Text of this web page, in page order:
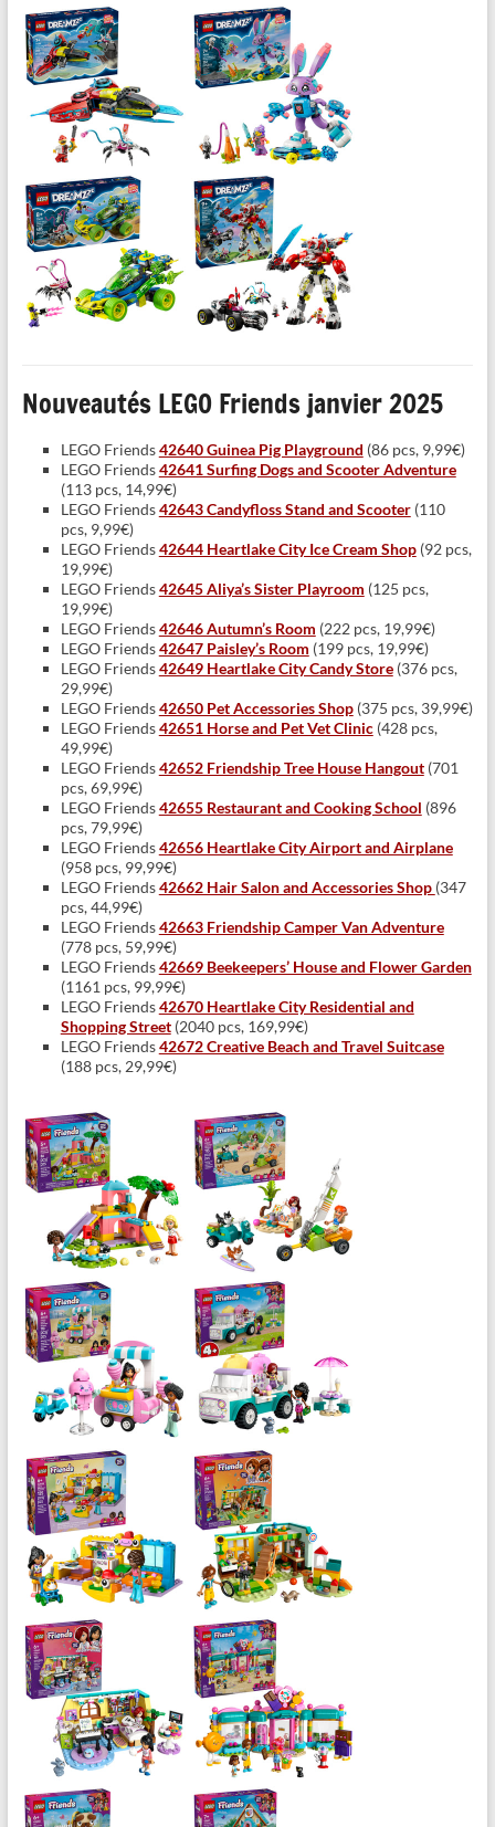
Nouveautés LEGO Friends janvier 2025
LEGO Friends42640 Guinea Pig Playground (86 pcs, 9,99€)
LEGO Friends42641 Surfing Dogs and Scooter Adventure
(113 pcs, 14,99€)
LEGO Friends42643 Candyfloss Stand and Scooter(110
pcs, 9,99€)
LEGO Friends42644 Heartlake City Ice Cream Shop(92 pcs,
19,99€)
LEGO Friends42645 Aliya’s Sister Playroom (125 pcs,
19,99€)
LEGO Friends42646 Autumn’s Room (222 pcs, 19,99€)
LEGO Friends42647 Paisley’s Room (199 pcs, 19,99€)
LEGO Friends42649 Heartlake City Candy Store(376 pcs,
29,99€)
LEGO Friends42650 Pet Accessories Shop(375 pcs, 39,99€)
LEGO Friends42651 Horse and Pet Vet Clinic(428 pcs,
49,99€)
LEGO Friends42652 Friendship Tree House Hangout(701
pcs, 69,99€)
LEGO Friends42655 Restaurant and Cooking School (896
pcs, 79,99€)
LEGO Friends42656 Heartlake City Airport and Airplane
(958 pcs, 99,99€)
LEGO Friends42662 Hair Salon and Accessories Shop (347
pcs, 44,99€)
LEGO Friends42663 Friendship Camper Van Adventure
(778 pcs, 59,99€)
LEGO Friends42669 Beekeepers’ House and Flower Garden
(1161 pcs, 99,99€)
LEGO Friends42670 Heartlake City Residential and
Shopping Street(2040 pcs, 169,99€)
LEGO Friends42672 Creative Beach and Travel Suitcase
(188 pcs, 29,99€)